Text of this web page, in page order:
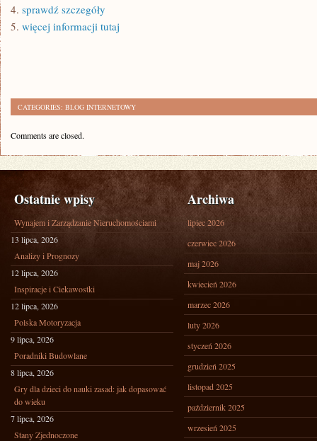
4. sprawdź szczegóły
5. więcej informacji tutaj
CATEGORIES: BLOG INTERNETOWY
Comments are closed.
Ostatnie wpisy
Wynajem i Zarządzanie Nieruchomościami
13 lipca, 2026
Analizy i Prognozy
12 lipca, 2026
Inspiracje i Ciekawostki
12 lipca, 2026
Polska Motoryzacja
9 lipca, 2026
Poradniki Budowlane
8 lipca, 2026
Gry dla dzieci do nauki zasad: jak dopasować
do wieku
7 lipca, 2026
Stany Zjednoczone
Archiwa
lipiec 2026
czerwiec 2026
maj 2026
kwiecień 2026
marzec 2026
luty 2026
styczeń 2026
grudzień 2025
listopad 2025
październik 2025
wrzesień 2025